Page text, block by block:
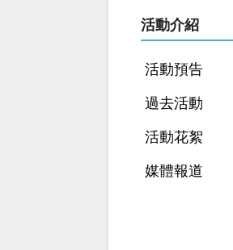
活動介紹
活動預告
過去活動
活動花絮
媒體報道